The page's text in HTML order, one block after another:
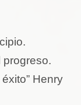
progreso.
Henry